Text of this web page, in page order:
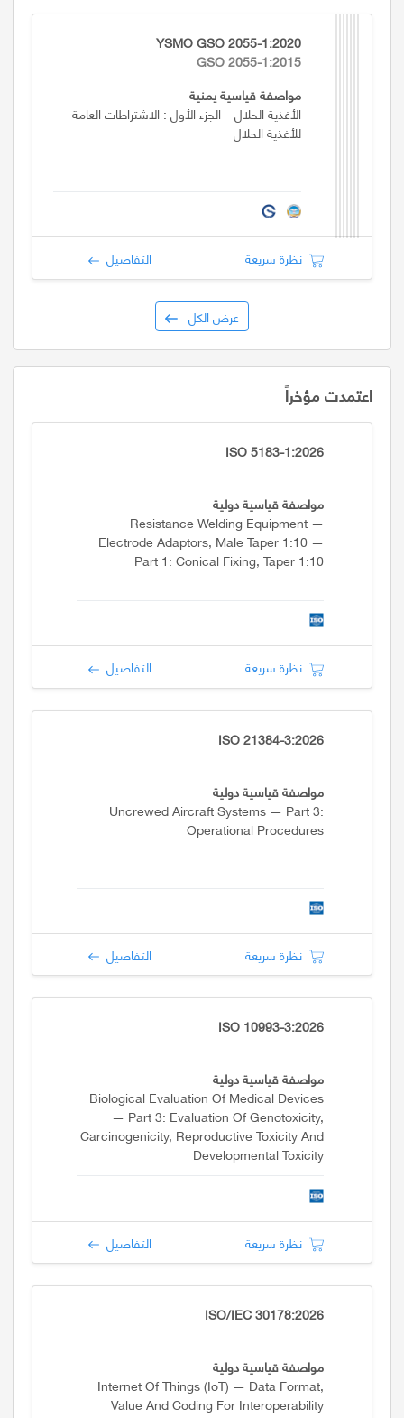
YSMO GSO 2055-1:2020
GSO 2055-1:2015
مواصفة قياسية يمنية
الأغذية الحلال – الجزء الأول : الاشتراطات العامة
للأغذية الحلال
نظرة سريعة التفاصيل
عرض الكل
اعتمدت مؤخراً
ISO 5183-1:2026
مواصفة قياسية دولية
Resistance Welding Equipment —
Electrode Adaptors, Male Taper 1:10 —
Part 1: Conical Fixing, Taper 1:10
نظرة سريعة التفاصيل
ISO 21384-3:2026
مواصفة قياسية دولية
Uncrewed Aircraft Systems — Part 3:
Operational Procedures
نظرة سريعة التفاصيل
ISO 10993-3:2026
مواصفة قياسية دولية
Biological Evaluation Of Medical Devices
— Part 3: Evaluation Of Genotoxicity,
Carcinogenicity, Reproductive Toxicity And
Developmental Toxicity
نظرة سريعة التفاصيل
ISO/IEC 30178:2026
مواصفة قياسية دولية
Internet Of Things (IoT) — Data Format,
Value And Coding For Interoperability